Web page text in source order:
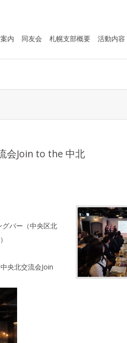
内 同友会 札幌支部概要 活動内容
会Join to the 中北
バー（中央区北
央北交流会Join